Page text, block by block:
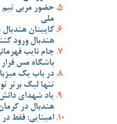
حضور مربی
ملی
کاپیتان
هندبال ورود
جام نایب
باشگاه مس
در باب یک
تنها لیگ برتر
یاد شهدای
هندبال در
امینایی: فقط